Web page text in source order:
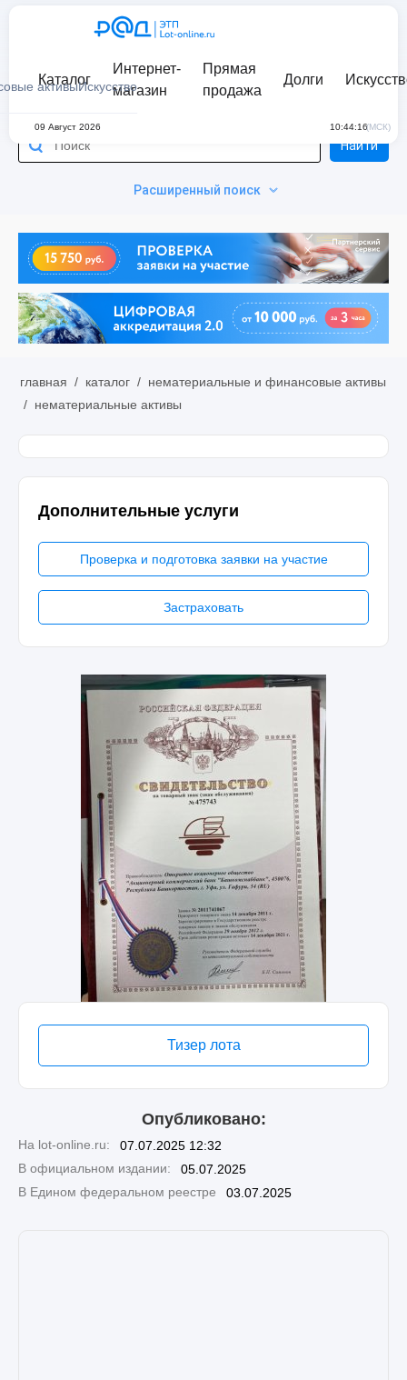
активыИскусство
Каталог
Интернет-
магазин
Прямая
продажа
Долги
09 Август 2026 10:44:16(МСК)
Расширенный поиск
Найти
главная / каталог / нематериальные и финансовые активы
/ нематериальные активы
Дополнительные услуги
Проверка и подготовка заявки на участие
Застраховать
Тизер лота
Опубликовано:
На lot-online.ru:
07.07.2025 12:32
В официальном издании:
05.07.2025
В Едином федеральном реестре
03.07.2025